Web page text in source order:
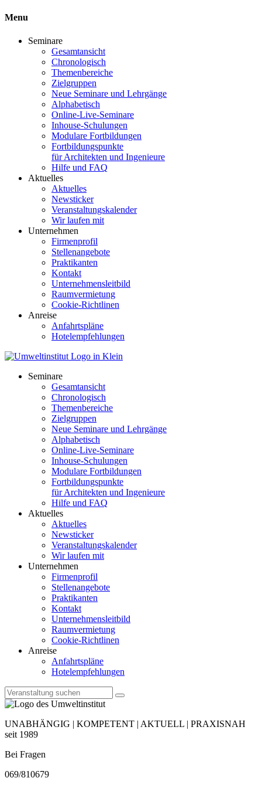
Menu
Seminare
Gesamtansicht
Chronologisch
Themenbereiche
Zielgruppen
Neue Seminare und Lehrgänge
Alphabetisch
Online-Live-Seminare
Inhouse-Schulungen
Modulare Fortbildungen
Fortbildungspunkte
für Architekten und Ingenieure
Hilfe und FAQ
Aktuelles
Aktuelles
Newsticker
Veranstaltungskalender
Wir laufen mit
Unternehmen
Firmenprofil
Stellenangebote
Praktikanten
Kontakt
Unternehmensleitbild
Raumvermietung
Cookie-Richtlinen
Anreise
Anfahrtspläne
Hotelempfehlungen
Seminare
Gesamtansicht
Chronologisch
Themenbereiche
Zielgruppen
Neue Seminare und Lehrgänge
Alphabetisch
Online-Live-Seminare
Inhouse-Schulungen
Modulare Fortbildungen
Fortbildungspunkte
für Architekten und Ingenieure
Hilfe und FAQ
Aktuelles
Aktuelles
Newsticker
Veranstaltungskalender
Wir laufen mit
Unternehmen
Firmenprofil
Stellenangebote
Praktikanten
Kontakt
Unternehmensleitbild
Raumvermietung
Cookie-Richtlinen
Anreise
Anfahrtspläne
Hotelempfehlungen
UNABHÄNGIG | KOMPETENT | AKTUELL | PRAXISNAH
seit 1989
Bei Fragen
069/810679